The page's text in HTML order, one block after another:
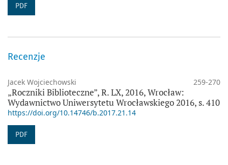
PDF
Recenzje
Jacek Wojciechowski 259-270
„Roczniki Biblioteczne”, R. LX, 2016, Wrocław:
Wydawnictwo Uniwersytetu Wrocławskiego 2016, s. 410
https://doi.org/10.14746/b.2017.21.14
PDF